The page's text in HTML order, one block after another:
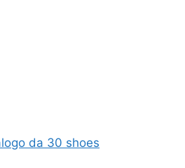
da 30 shoes